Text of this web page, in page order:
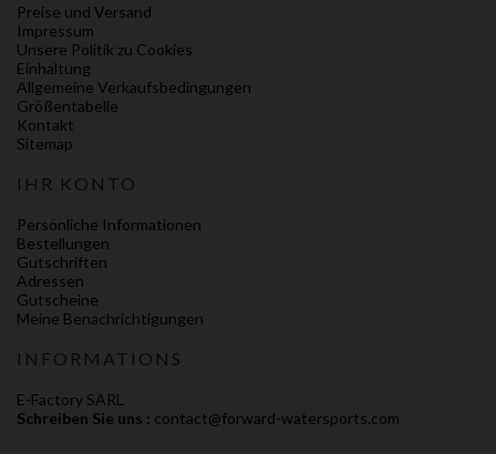
Preise und Versand
Impressum
Unsere Politik zu Cookies
Einhaltung
Allgemeine Verkaufsbedingungen
Größentabelle
Kontakt
Sitemap
IHR KONTO
Persönliche Informationen
Bestellungen
Gutschriften
Adressen
Gutscheine
Meine Benachrichtigungen
INFORMATIONS
E-Factory SARL
Schreiben Sie uns : contact@forward-watersports.com